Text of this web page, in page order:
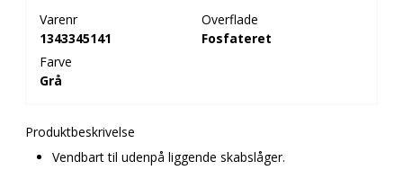
Varenr
1343345141
Overflade
Fosfateret
Farve
Grå
Produktbeskrivelse
Vendbart til udenpå liggende skabslåger.